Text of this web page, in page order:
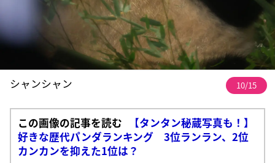
シャンシャン 10/15
この画像の記事を読む
【タンタン秘蔵写真も！】
好きな歴代パンダランキング 3位ランラン、2位
カンカンを抑えた1位は？